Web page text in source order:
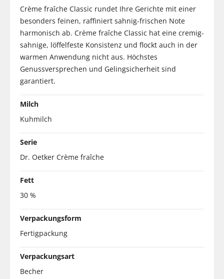
Crème fraîche Classic rundet Ihre Gerichte mit einer
besonders feinen, raffiniert sahnig-frischen Note
harmonisch ab. Crème fraîche Classic hat eine cremig-
sahnige, löffelfeste Konsistenz und flockt auch in der
warmen Anwendung nicht aus. Höchstes
Genussversprechen und Gelingsicherheit sind
garantiert.
Milch
Kuhmilch
Serie
Dr. Oetker Crème fraîche
Fett
30 %
Verpackungsform
Fertigpackung
Verpackungsart
Becher